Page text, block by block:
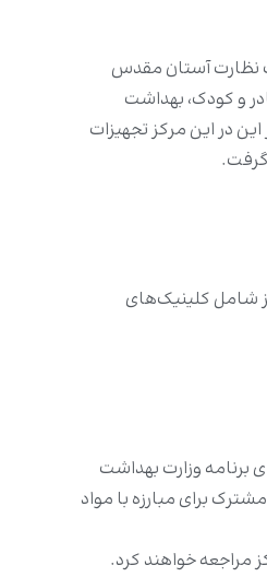
نظارت آستان مقدس
و کودک، بهداشت
در این مرکز تجهیزات
رسید. این مرکز شامل کلینیک‌های
برنامه وزارت بهداشت
برای مبارزه با مواد
مراجعه خواهند کرد.